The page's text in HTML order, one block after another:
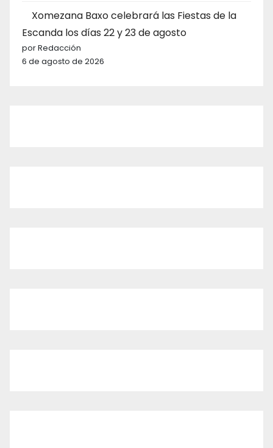
Xomezana Baxo celebrará las Fiestas de la
Escanda los días 22 y 23 de agosto
por Redacción
6 de agosto de 2026